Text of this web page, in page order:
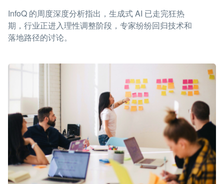
InfoQ 的周度深度分析指出，生成式 AI 已走完狂热
期，行业正进入理性调整阶段，专家纷纷回归技术和
落地路径的讨论。